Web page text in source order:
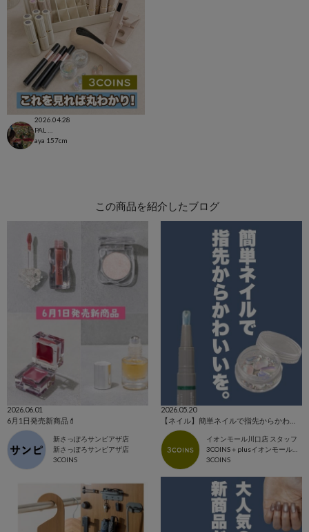
2026.04.28
aya 157cm
この商品を紹介したブログ
2026.06.01
6月1日発売新商品💄
新さっぽろサンピアザ店
新さっぽろサンピアザ店
3COINS
2026.05.20
【ネイル】簡単ネイルで指先からかわいい✨
イオンモール川口店 スタッフ
3COINS＋plusイオンモール川口店
3COINS